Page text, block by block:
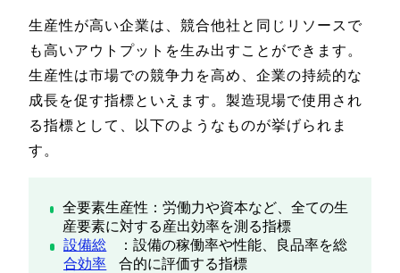
生産性が高い企業は、競合他社と同じリソースで
も高いアウトプットを生み出すことができます。
生産性は市場での競争力を高め、企業の持続的な
成長を促す指標といえます。製造現場で使用され
る指標として、以下のようなものが挙げられま
す。
全要素生産性：労働力や資本など、全ての生
産要素に対する産出効率を測る指標
設備総
合効率
：設備の稼働率や性能、良品率を総
合的に評価する指標